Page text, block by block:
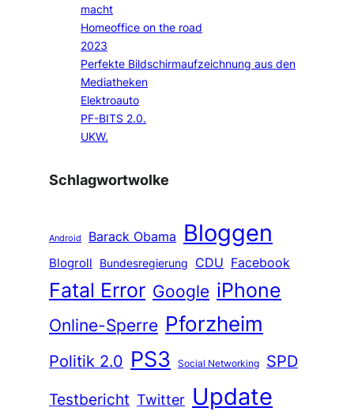
macht
Homeoffice on the road
2023
Perfekte Bildschirmaufzeichnung aus den
Mediatheken
Elektroauto
PF-BITS 2.0.
UKW.
Schlagwortwolke
Android Barack Obama Bloggen
Blogroll Bundesregierung CDU Facebook
Fatal Error Google iPhone
Online-Sperre Pforzheim
Politik 2.0 PS3 Social Networking
SPD
Testbericht Twitter Update